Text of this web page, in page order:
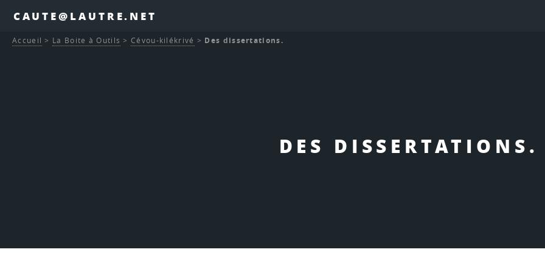
CAUTE@LAUTRE.NET
DES DISSERTATIONS.
Accueil > La Boite à Outils >Cévou-kilékrivé > Des dissertations.